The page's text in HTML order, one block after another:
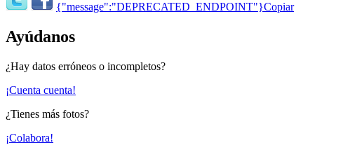
{"message":"DEPRECATED_ENDPOINT"}Copiar
Ayúdanos
¿Hay datos erróneos o incompletos?
¡Cuenta cuenta!
¿Tienes más fotos?
¡Colabora!